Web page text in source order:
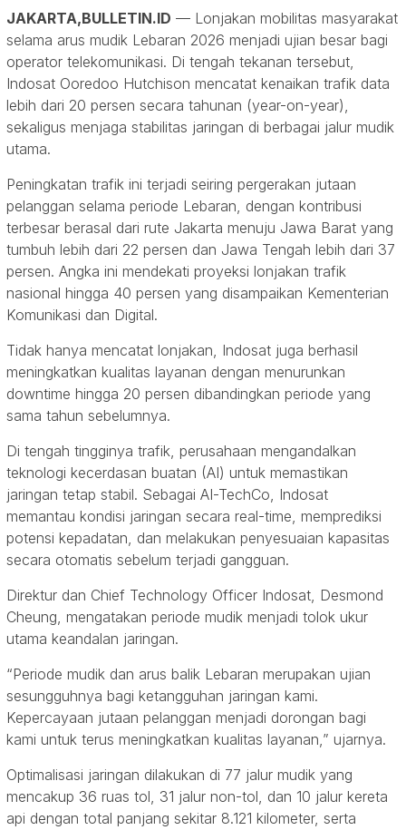
JAKARTA,BULLETIN.ID — Lonjakan mobilitas masyarakat
selama arus mudik Lebaran 2026 menjadi ujian besar bagi
operator telekomunikasi. Di tengah tekanan tersebut,
Indosat Ooredoo Hutchison mencatat kenaikan trafik data
lebih dari 20 persen secara tahunan (year-on-year),
sekaligus menjaga stabilitas jaringan di berbagai jalur mudik
utama.
Peningkatan trafik ini terjadi seiring pergerakan jutaan
pelanggan selama periode Lebaran, dengan kontribusi
terbesar berasal dari rute Jakarta menuju Jawa Barat yang
tumbuh lebih dari 22 persen dan Jawa Tengah lebih dari 37
persen. Angka ini mendekati proyeksi lonjakan trafik
nasional hingga 40 persen yang disampaikan Kementerian
Komunikasi dan Digital.
Tidak hanya mencatat lonjakan, Indosat juga berhasil
meningkatkan kualitas layanan dengan menurunkan
downtime hingga 20 persen dibandingkan periode yang
sama tahun sebelumnya.
Di tengah tingginya trafik, perusahaan mengandalkan
teknologi kecerdasan buatan (AI) untuk memastikan
jaringan tetap stabil. Sebagai AI-TechCo, Indosat
memantau kondisi jaringan secara real-time, memprediksi
potensi kepadatan, dan melakukan penyesuaian kapasitas
secara otomatis sebelum terjadi gangguan.
Direktur dan Chief Technology Officer Indosat, Desmond
Cheung, mengatakan periode mudik menjadi tolok ukur
utama keandalan jaringan.
“Periode mudik dan arus balik Lebaran merupakan ujian
sesungguhnya bagi ketangguhan jaringan kami.
Kepercayaan jutaan pelanggan menjadi dorongan bagi
kami untuk terus meningkatkan kualitas layanan,” ujarnya.
Optimalisasi jaringan dilakukan di 77 jalur mudik yang
mencakup 36 ruas tol, 31 jalur non-tol, dan 10 jalur kereta
api dengan total panjang sekitar 8.121 kilometer, serta